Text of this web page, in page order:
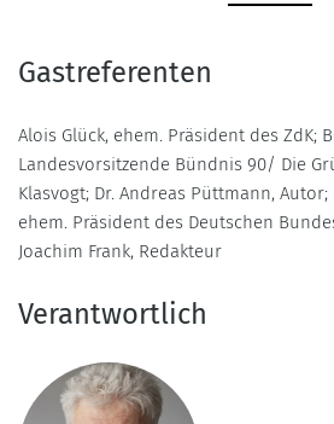
Gastreferenten
Alois Glück, ehem. Präsident des ZdK;
Landesvorsitzende Bündnis 90/ Die
Klasvogt; Dr. Andreas Püttmann, Autor;
ehem. Präsident des Deutschen
Joachim Frank, Redakteur
Verantwortlich